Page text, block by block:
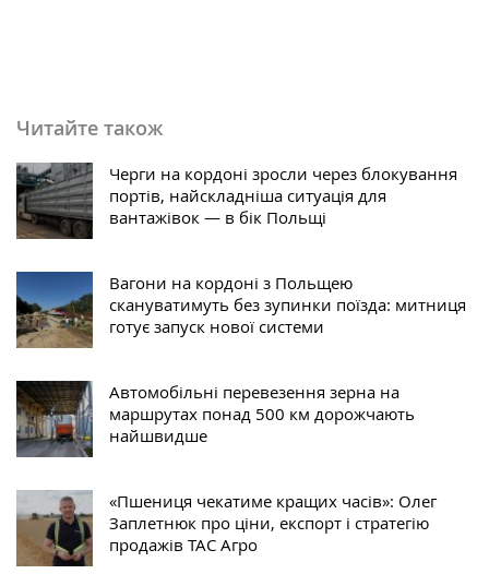
Читайте також
Черги на кордоні зросли через блокування
портів, найскладніша ситуація для
вантажівок — в бік Польщі
Вагони на кордоні з Польщею
скануватимуть без зупинки поїзда: митниця
готує запуск нової системи
Автомобільні перевезення зерна на
маршрутах понад 500 км дорожчають
найшвидше
«Пшениця чекатиме кращих часів»: Олег
Заплетнюк про ціни, експорт і стратегію
продажів ТАС Агро